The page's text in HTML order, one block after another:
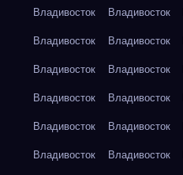
Владивосток
Владивосток
Владивосток
Владивосток
Владивосток
Владивосток
Владивосток
Владивосток
Владивосток
Владивосток
Владивосток
Владивосток